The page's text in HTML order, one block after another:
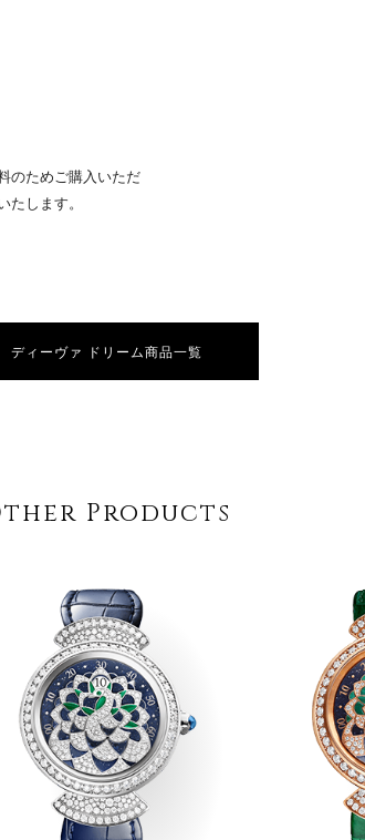
のためご購入いただ
します。
ディーヴァ ドリーム商品一覧
Products